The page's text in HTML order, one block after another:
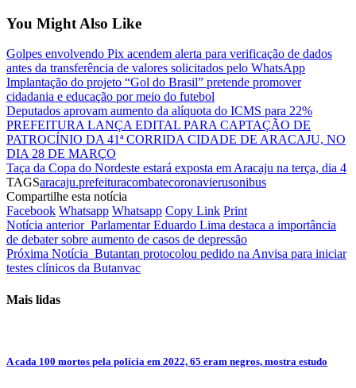
You Might Also Like
Golpes envolvendo Pix acendem alerta para verificação de dados
antes da transferência de valores solicitados pelo WhatsApp
Implantação do projeto “Gol do Brasil” pretende promover
cidadania e educação por meio do futebol
Deputados aprovam aumento da alíquota do ICMS para 22%
PREFEITURA LANÇA EDITAL PARA CAPTAÇÃO DE
PATROCÍNIO DA 41ª CORRIDA CIDADE DE ARACAJU, NO
DIA 28 DE MARÇO
Taça da Copa do Nordeste estará exposta em Aracaju na terça, dia 4
TAGSaracaju.prefeituracombatecoronavierusonibus
Compartilhe esta notícia
Facebook Whatsapp Whatsapp Copy Link Print
Notícia anterior Parlamentar Eduardo Lima destaca a importância
de debater sobre aumento de casos de depressão
Próxima Notícia Butantan protocolou pedido na Anvisa para iniciar
testes clínicos da Butanvac
Mais lidas
A cada 100 mortos pela polícia em 2022, 65 eram negros, mostra estudo